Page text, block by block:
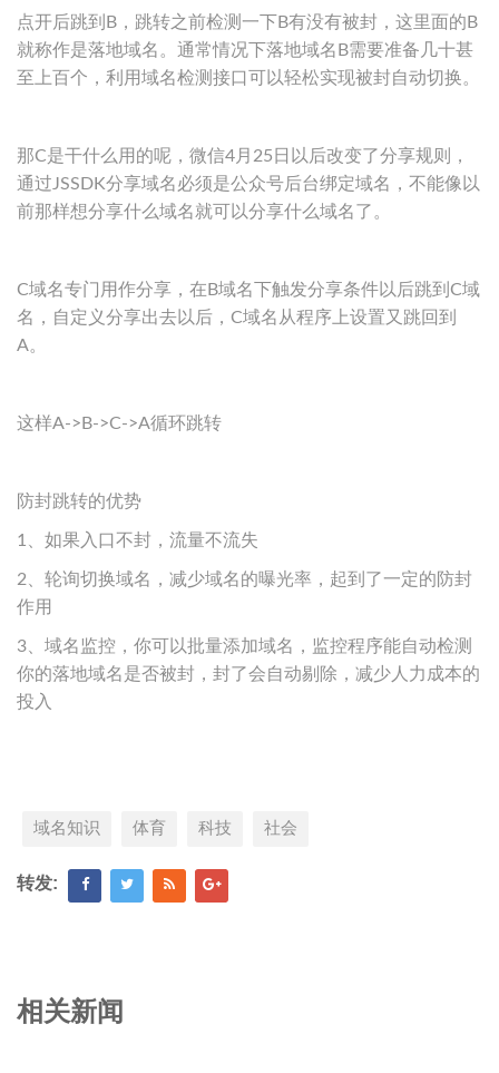
点开后跳到B，跳转之前检测一下B有没有被封，这里面的B
就称作是落地域名。通常情况下落地域名B需要准备几十甚
至上百个，利用域名检测接口可以轻松实现被封自动切换。
那C是干什么用的呢，微信4月25日以后改变了分享规则，
通过JSSDK分享域名必须是公众号后台绑定域名，不能像以
前那样想分享什么域名就可以分享什么域名了。
C域名专门用作分享，在B域名下触发分享条件以后跳到C域
名，自定义分享出去以后，C域名从程序上设置又跳回到
A。
这样A->B->C->A循环跳转
防封跳转的优势
1、如果入口不封，流量不流失
2、轮询切换域名，减少域名的曝光率，起到了一定的防封
作用
3、域名监控，你可以批量添加域名，监控程序能自动检测
你的落地域名是否被封，封了会自动剔除，减少人力成本的
投入
域名知识 体育 科技 社会
转发:
相关新闻